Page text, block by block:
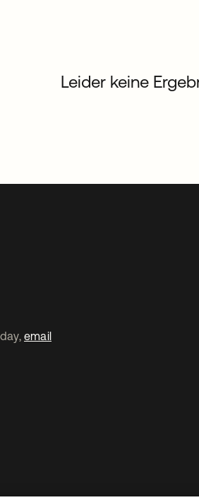
Leider keine
email
geöffnet